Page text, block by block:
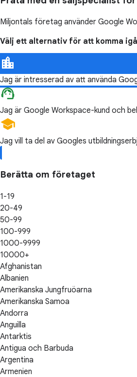
Miljontals företag använder Google
Välj ett alternativ för att komma
Jag är intresserad av att använda
Jag är Google Workspace-kund och
Jag vill ta del av Googles
Berätta om företaget
1-19
20-49
50-99
100-999
1000-9999
10000+
Afghanistan
Albanien
Amerikanska Jungfruöarna
Amerikanska Samoa
Andorra
Anguilla
Antarktis
Antigua och Barbuda
Argentina
Armenien